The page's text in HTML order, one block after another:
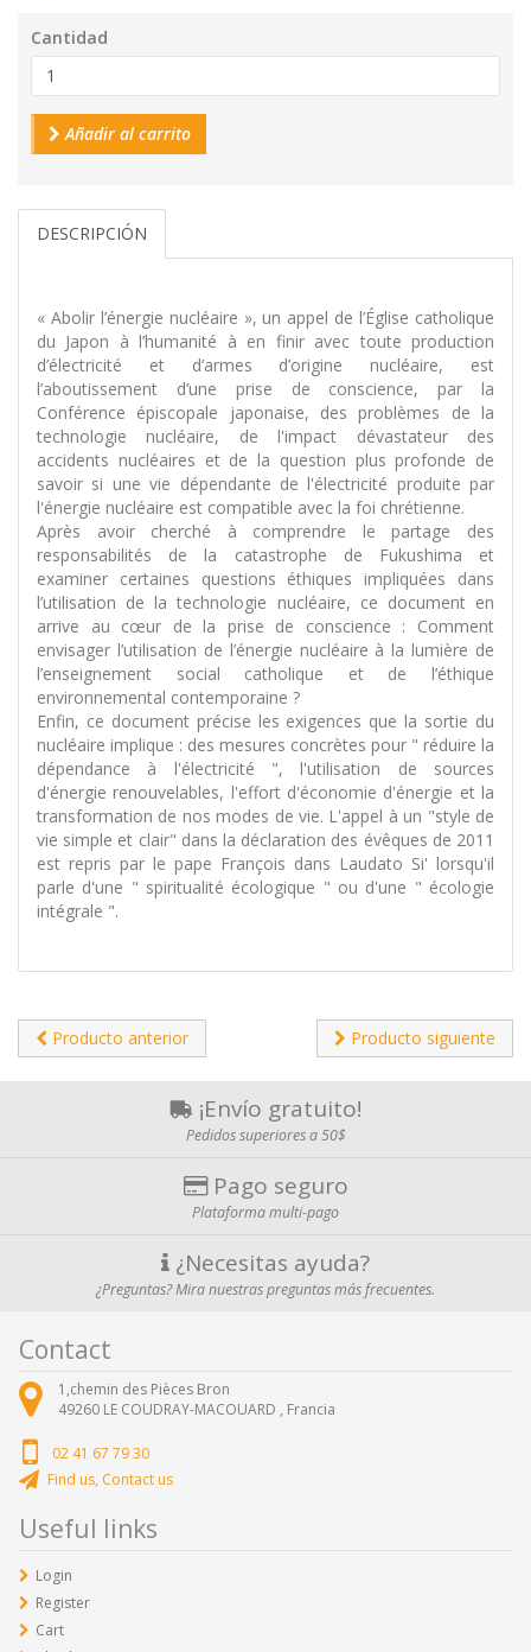
Cantidad
Añadir al carrito
DESCRIPCIÓN
« Abolir l’énergie nucléaire », un appel de l’Église catholique
du Japon à l’humanité à en finir avec toute production
d’électricité et d’armes d’origine nucléaire, est
l’aboutissement d’une prise de conscience, par la
Conférence épiscopale japonaise, des problèmes de la
technologie nucléaire, de l'impact dévastateur des
accidents nucléaires et de la question plus profonde de
savoir si une vie dépendante de l'électricité produite par
l'énergie nucléaire est compatible avec la foi chrétienne.
Après avoir cherché à comprendre le partage des
responsabilités de la catastrophe de Fukushima et
examiner certaines questions éthiques impliquées dans
l’utilisation de la technologie nucléaire, ce document en
arrive au cœur de la prise de conscience : Comment
envisager l’utilisation de l’énergie nucléaire à la lumière de
l’enseignement social catholique et de l’éthique
environnemental contemporaine ?
Enfin, ce document précise les exigences que la sortie du
nucléaire implique : des mesures concrètes pour " réduire la
dépendance à l'électricité ", l'utilisation de sources
d'énergie renouvelables, l'effort d'économie d'énergie et la
transformation de nos modes de vie. L'appel à un "style de
vie simple et clair" dans la déclaration des évêques de 2011
est repris par le pape François dans Laudato Si' lorsqu'il
parle d'une " spiritualité écologique " ou d'une " écologie
intégrale ".
Producto anterior Producto siguiente
¡Envío gratuito!
Pedidos superiores a 50$
Pago seguro
Plataforma multi-pago
¿Necesitas ayuda?
¿Preguntas? Mira nuestras preguntas más frecuentes.
Contact
1,chemin des Pièces Bron
49260 LE COUDRAY-MACOUARD , Francia
02 41 67 79 30
Find us, Contact us
Useful links
Login
Register
Cart